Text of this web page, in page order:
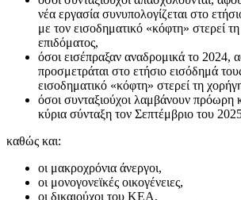
νέα εργασία συνυπολογίζεται στο
με τον εισοδηματικό «κόφτη» στερεί
επιδόματος,
όσοι εισέπραξαν αναδρομικά το 2024,
προσμετράται στο ετήσιο εισόδημά
εισοδηματικό «κόφτη» στερεί τη
όσοι συνταξιούχοι λαμβάνουν πρόωρη
κύρια σύνταξη τον Σεπτέμβριο του
καθώς και:
οι μακροχρόνια άνεργοι,
οι μονογονεϊκές οικογένειες,
οι δικαιούχοι του ΚΕΑ,